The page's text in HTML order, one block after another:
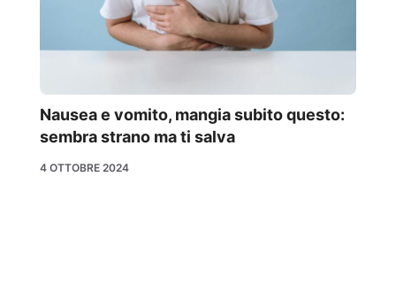
Nausea e vomito, mangia subito questo:
sembra strano ma ti salva
4 OTTOBRE 2024